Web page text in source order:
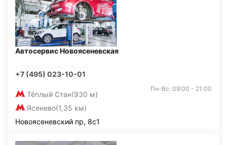
Автосервис Новоясеневская
+7 (495) 023-10-01
Тёплый Стан(930 м)
Ясенево(1,35 км)
Пн-Вс: 09:00 - 21:00
Новоясеневский пр, 8с1